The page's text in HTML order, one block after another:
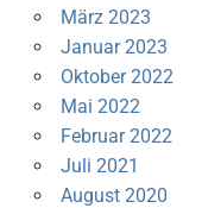
März 2023
Januar 2023
Oktober 2022
Mai 2022
Februar 2022
Juli 2021
August 2020